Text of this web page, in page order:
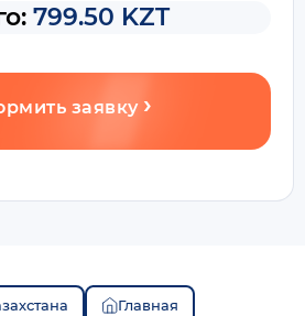
799.50 KZT
заявку
Главная